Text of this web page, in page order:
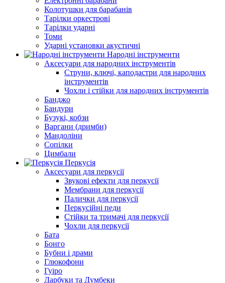
Колотушки для барабанів
Тарілки оркестрові
Тарілки ударні
Томи
Ударні установки акустичні
Народні інструменти
Аксесуари для народних інструментів
Струни, ключі, каподастри для народних
інструментів
Чохли і стійки для народних інструментів
Банджо
Бандури
Бузукі, кобзи
Варгани (дримби)
Мандоліни
Сопілки
Цимбали
Перкусія
Аксесуари для перкусії
Звукові ефекти для перкусії
Мембрани для перкусії
Палички для перкусії
Перкусійні педи
Стійки та тримачі для перкусії
Чохли для перкусії
Бата
Бонго
Бубни і драми
Глюкофони
Гуіро
Дарбуки та Думбеки